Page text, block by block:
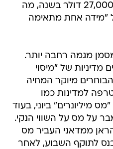
"מס סוויפט" בגובה של כ-27,000 דולר בשנה, מה
"מידה אחת מתאימה
מגמה רחבה יותר.
מדיניות של "מיסוי
מיוקר המחיה
למדינות כמו
מיליונרים" ביוני, בעוד
על מס על השווי הנקי.
ממדאני העביר מס
לתוקף השבוע, לאחר